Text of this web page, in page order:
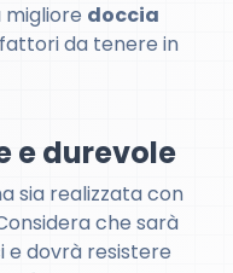
doccia
da tenere in
e durevole
sia realizzata con
che sarà
e dovrà resistere